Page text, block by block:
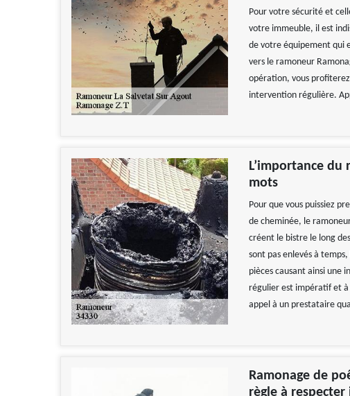
Pour votre sécurité et
votre immeuble, il est
de votre équipement qui
vers le ramoneur
opération, vous
intervention régulière.
L’importance du
mots
Pour que vous puissiez
de cheminée, le
créent le bistre le long
sont pas enlevés à
pièces causant ainsi une
régulier est impératif et à
appel à un prestataire
Ramonage de
règle à